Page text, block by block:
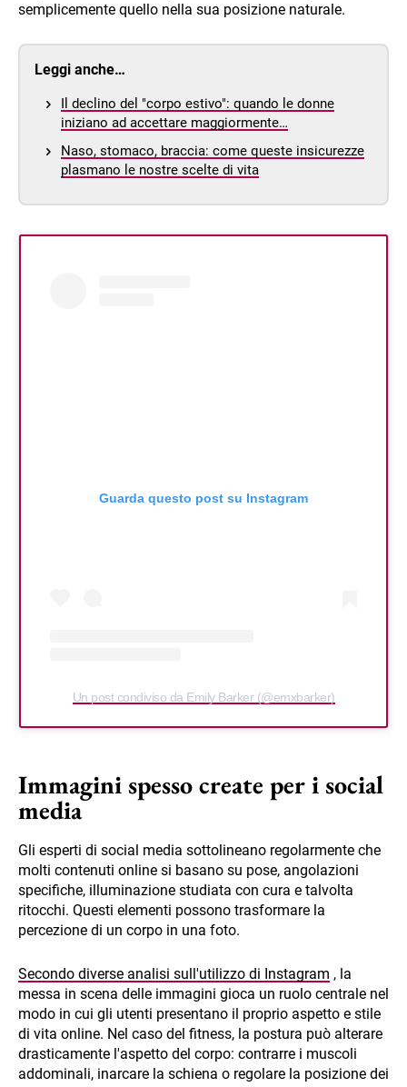
semplicemente quello nella sua posizione naturale.
Leggi anche…
Il declino del "corpo estivo": quando le donne
iniziano ad accettare maggiormente…
Naso, stomaco, braccia: come queste insicurezze
plasmano le nostre scelte di vita
Guarda questo post su Instagram
Un post condiviso da Emily Barker (@emxbarker)
Immagini spesso create per i social
media
Gli esperti di social media sottolineano regolarmente che
molti contenuti online si basano su pose, angolazioni
specifiche, illuminazione studiata con cura e talvolta
ritocchi. Questi elementi possono trasformare la
percezione di un corpo in una foto.
Secondo diverse analisi sull'utilizzo di Instagram , la
messa in scena delle immagini gioca un ruolo centrale nel
modo in cui gli utenti presentano il proprio aspetto e stile
di vita online. Nel caso del fitness, la postura può alterare
drasticamente l'aspetto del corpo: contrarre i muscoli
addominali, inarcare la schiena o regolare la posizione dei